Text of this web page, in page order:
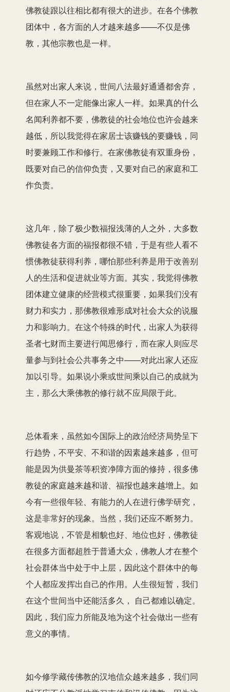
佛教徒跟以往相比都有很大的进步。在各个佛教
团体中，各方面的人才越来越多——不仅是佛
教，其他宗教也是一样。
虽然对出家人来说，世间八法最好通通都舍弃，
但在家人不一定能像出家人一样。如果真的什么
名闻利养都不要，佛教徒的社会地位也许会越来
越低，所以我觉得在家居士该赚钱的要赚钱，同
时要兼顾工作和修行。在家佛教徒有双重身份，
既要对自己的信仰负责，又要对自己的家庭和工
作负责。
这几年，除了极少数福报浅薄的人之外，大多数
佛教徒各方面的福报都很不错，于是有些人看不
惯佛教徒获得利养，哪怕那些利养是用于改善别
人的生活和促进就业等方面。其实，我觉得佛教
团体建立健康的经营模式很重要，如果我们没有
财力和实力，那佛教很难形成对社会大众的说服
力和影响力。在这个特殊的时代，出家人为获得
圣者七财而主要进行闻思修行，而在家人则应尽
量参与到社会公共事务之中——对此出家人还应
加以引导。如果说小乘或世间乘以自己的成就为
主，那么大乘佛教的修行就不应局限于此。
总体看来，虽然如今国际上的政治经济局势呈下
行趋势，不平安、不和谐的因素越来越多，但可
能是因为供曼茶等积资净障方面的修持，很多佛
教徒的家庭越来越和谐、福报也越来越增上。如
今有一些很年轻、有能力的人在进行佛学研究，
这是非常好的现象。当然，我们还应不断努力。
客观地说，不管是相貌也好、地位也好，佛教徒
在很多方面都超胜于普通大众，佛教人才在整个
社会群体当中处于中上层，因此这个群体中的每
个人都应发挥出自己的作用。人生很短暂，我们
在这个世间当中还能活多久， 自己都难以确定。
因此，我们应力所能及地为这个社会做出一些有
意义的事情。
如今修学藏传佛教的汉地信众越来越多，我们同